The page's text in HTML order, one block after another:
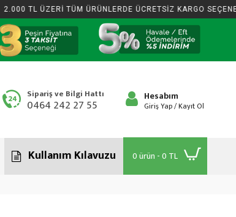
2.000 TL ÜZERİ TÜM ÜRÜNLERDE ÜCRETSİZ KARGO
Sipariş ve Bilgi Hattı
0464 242 27 55
Hesabım
Giriş Yap / Kayıt Ol
Kullanım Kılavuzu 0 ürün - 0 TL